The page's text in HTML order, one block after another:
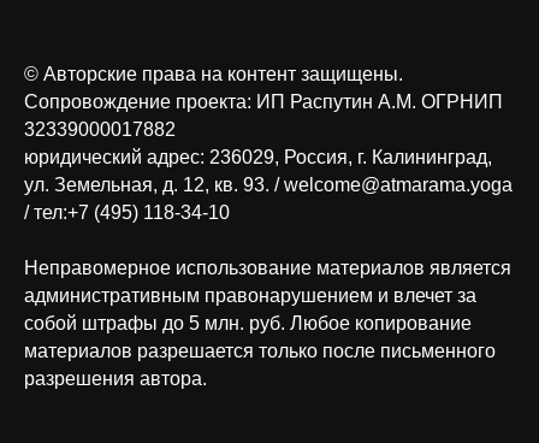
© Авторские права на контент защищены.
Сопровождение проекта: ИП Распутин А.М. ОГРНИП
32339000017882
юридический адрес: 236029, Россия, г. Калининград,
ул. Земельная, д. 12, кв. 93. / welcome@atmarama.yoga
/ тел:+7 (495) 118-34-10
Неправомерное использование материалов является
административным правонарушением и влечет за
собой штрафы до 5 млн. руб. Любое копирование
материалов разрешается только после письменного
разрешения автора.